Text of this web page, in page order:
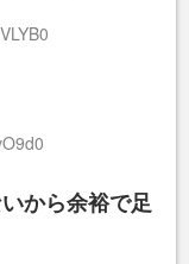
から余裕で足